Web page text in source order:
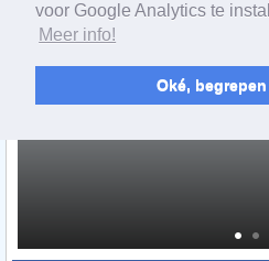
voor Google Analytics te
Meer info!
Oké, begrepen